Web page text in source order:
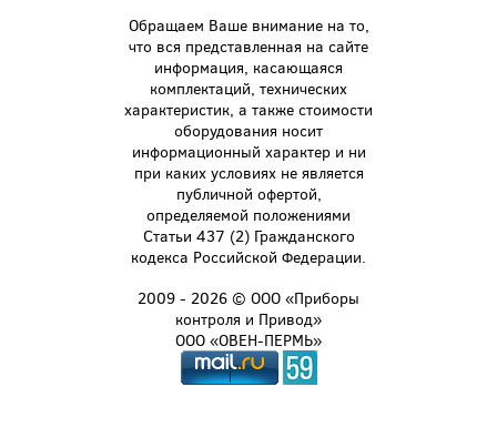
Обращаем Ваше внимание на то,
что вся представленная на сайте
информация, касающаяся
комплектаций, технических
характеристик, а также стоимости
оборудования носит
информационный характер и ни
при каких условиях не является
публичной офертой,
определяемой положениями
Статьи 437 (2) Гражданского
кодекса Российской Федерации.
2009 - 2026 © ООО «Приборы
контроля и Привод»
ООО «ОВЕН-ПЕРМЬ»